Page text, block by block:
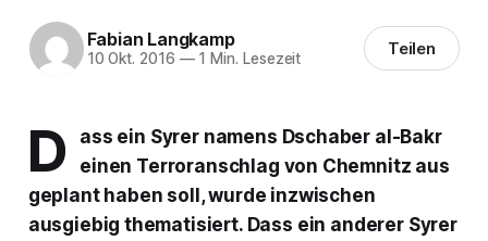
Fabian Langkamp
10 Okt. 2016 —1 Min. Lesezeit Teilen
D
ass ein Syrer namens Dschaber al-Bakr
einen Terroranschlag von Chemnitz aus
geplant haben soll, wurde inzwischen
ausgiebig thematisiert. Dass ein anderer Syrer